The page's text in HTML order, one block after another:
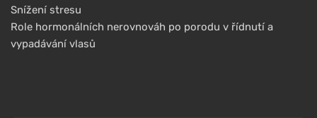
Snížení stresu
Role hormonálních nerovnováh po porodu v řídnutí a
vypadávání vlasů